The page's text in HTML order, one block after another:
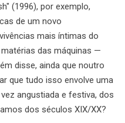
(1996), por exemplo,
de um novo
mais íntimas do
das máquinas —
disse, ainda que noutro
que tudo isso envolve uma
angustiada e festiva, dos
dos séculos XIX/XX?